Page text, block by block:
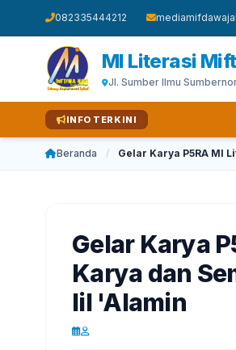
082335444212
MI Literasi
Jl. Sumber Ilmu
INFO TERKINI
Beranda / Gelar Karya P5RA MI
Gelar Karya
Karya dan
lil 'Alamin